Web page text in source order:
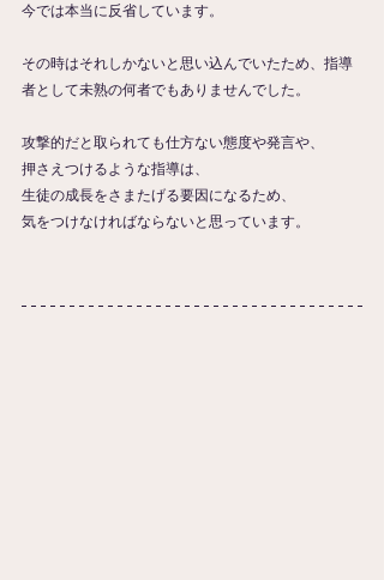
今では本当に反省しています。
その時はそれしかないと思い込んでいたため、指導
者として未熟の何者でもありませんでした。
攻撃的だと取られても仕方ない態度や発言や、
押さえつけるような指導は、
生徒の成長をさまたげる要因になるため、
気をつけなければならないと思っています。